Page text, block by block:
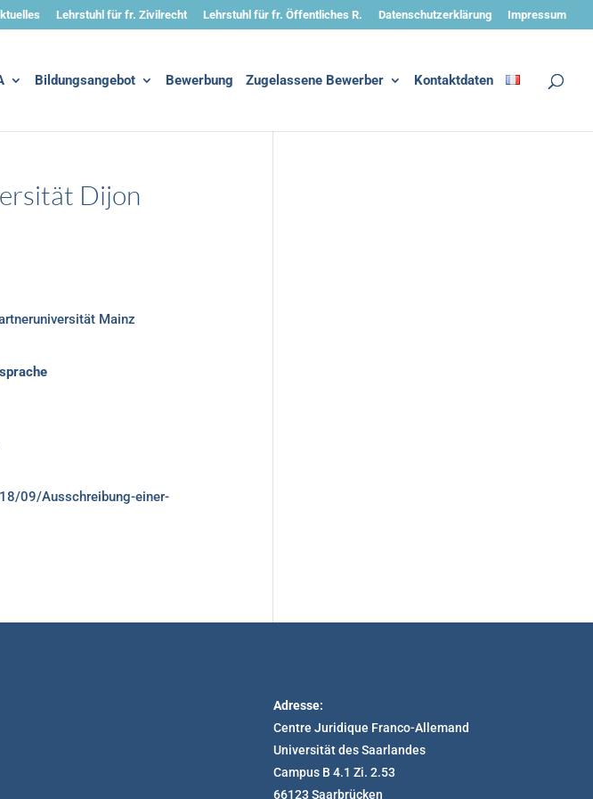
Lehrstuhl für fr. Zivilrecht Lehrstuhl für fr. Öffentliches R. Datenschutzerklärung Impressum
Bildungsangebot Bewerbung Zugelassene Bewerber Kontaktdaten
Dijon
Mainz
09/Ausschreibung-einer-
Adresse:
Centre Juridique Franco-Allemand
Universität des Saarlandes
Campus B 4.1 Zi. 2.53
66123 Saarbrücken